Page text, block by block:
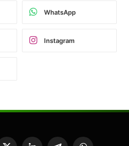
WhatsApp
Instagram